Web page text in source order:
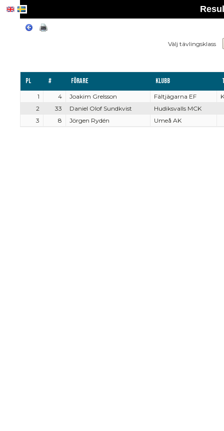
Välj tävlingsklass
Pl # Förare Klubb
1 4 Joakim Grelsson Fältjägarna EF
2
33 Daniel Olof Sundkvist
Hudiksvalls MCK
3
8 Jörgen Rydén Umeå AK